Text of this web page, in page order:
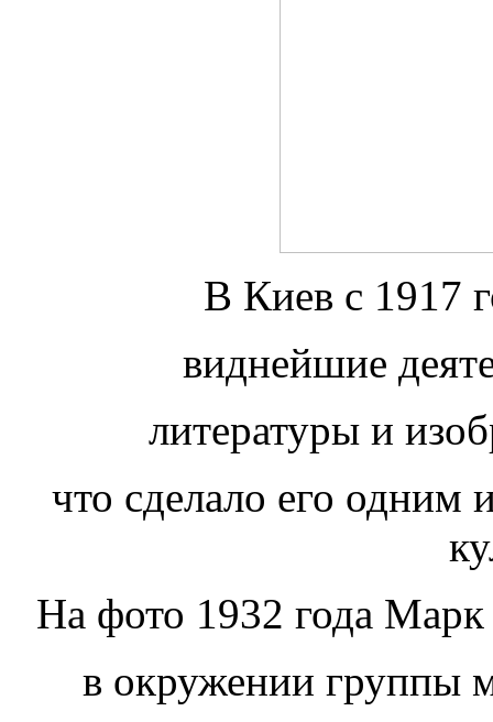
В Киев с 1917
виднейшие
литературы и
что сделало его одним
На фото 1932 года
в окружении группы